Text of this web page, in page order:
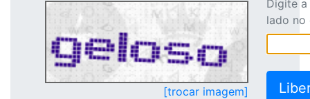
[trocar imagem]
Digite
lado no